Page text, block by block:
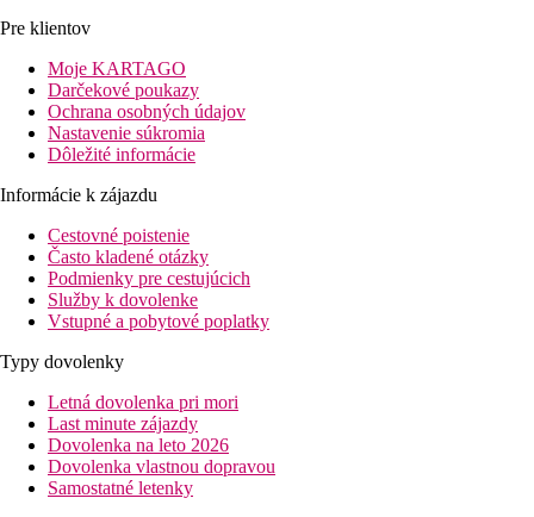
Pre klientov
Moje KARTAGO
Darčekové poukazy
Ochrana osobných údajov
Nastavenie súkromia
Dôležité informácie
Informácie k zájazdu
Cestovné poistenie
Často kladené otázky
Podmienky pre cestujúcich
Služby k dovolenke
Vstupné a pobytové poplatky
Typy dovolenky
Letná dovolenka pri mori
Last minute zájazdy
Dovolenka na leto 2026
Dovolenka vlastnou dopravou
Samostatné letenky